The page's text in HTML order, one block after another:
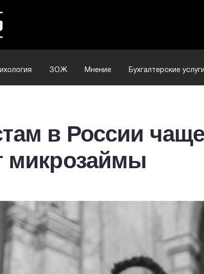
ЗОЖ Мнение Бухгалтерские услуги
в России чаще
микрозаймы